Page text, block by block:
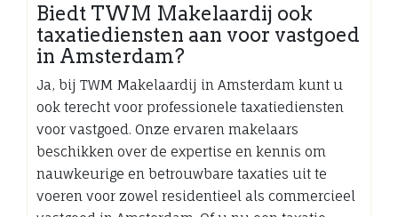
Biedt TWM Makelaardij ook
taxatiediensten aan voor vastgoed
in Amsterdam?
Ja, bij TWM Makelaardij in Amsterdam kunt u
ook terecht voor professionele taxatiediensten
voor vastgoed. Onze ervaren makelaars
beschikken over de expertise en kennis om
nauwkeurige en betrouwbare taxaties uit te
voeren voor zowel residentieel als commercieel